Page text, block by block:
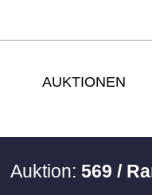
AUKTIONEN
Auktion: 569 /